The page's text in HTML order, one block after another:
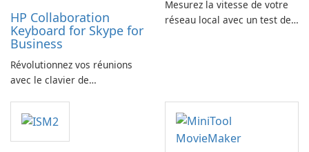
HP Collaboration
Keyboard for Skype for
Business
Révolutionnez vos réunions
avec le clavier de
Mesurez la vitesse de votre
réseau local avec un test de